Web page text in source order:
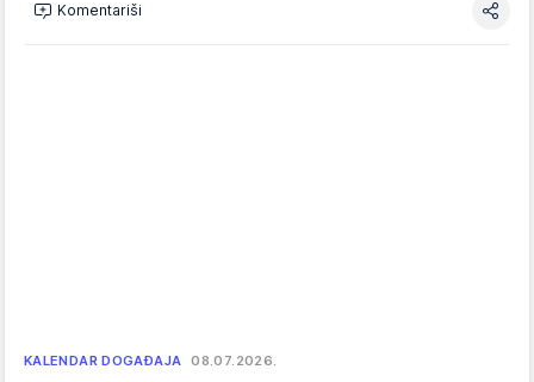
Komentariši
KALENDAR DOGAĐAJA 08.07.2026.